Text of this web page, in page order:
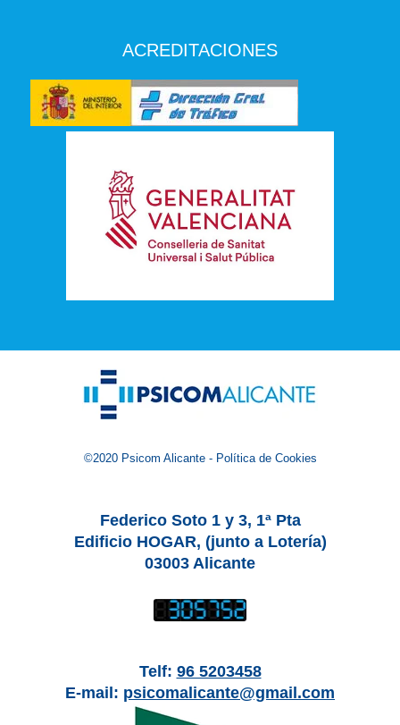
ACREDITACIONES
©2020 Psicom Alicante- Política de Cookies
Federico Soto 1 y 3, 1ª Pta
Edificio HOGAR, (junto a Lotería)
03003 Alicante
Telf: 96 5203458
E-mail: psicomalicante@gmail.com